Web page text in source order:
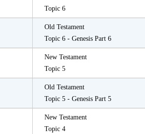
Topic 6
Old Testament
Topic 6 - Genesis Part 6
New Testament
Topic 5
Old Testament
Topic 5 - Genesis Part 5
New Testament
Topic 4